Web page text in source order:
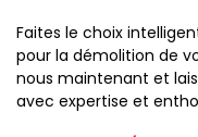
Faites le choix
pour la démolition de
nous maintenant et
avec expertise et